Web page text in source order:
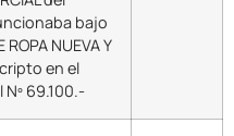
bajo
NUEVA Y
en el
69.100.-